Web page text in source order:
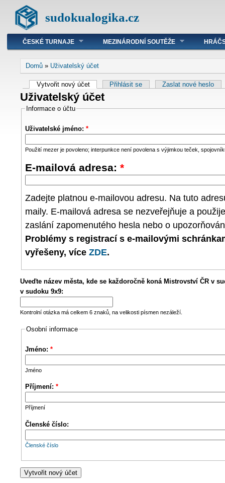
sudokualogika.cz
ČESKÉ TURNAJE MEZINÁRODNÍ SOUTĚŽE
Domů » Uživatelský účet
Vytvořit nový účet Přihlásit se Zaslat nové heslo
Uživatelský účet
Informace o účtu
Uživatelské jméno: *
Použití mezer je povoleno; interpunkce není povolena s výjimkou teček,
E-mailová adresa: *
Zadejte platnou e-mailovou adresu. Na tuto
maily. E-mailová adresa se nezveřejňuje a
zaslání zapomenutého hesla nebo o
Problémy s registrací s e-mailovými
vyřešeny, více ZDE.
Uveďte název města, kde se každoročně koná Mistrovství ČR v
v sudoku 9x9:
Kontrolní otázka má celkem 6 znaků, na velikosti písmen nezáleží.
Osobní informace
Jméno: *
Jméno
Příjmení: *
Příjmení
Členské číslo:
Členské číslo